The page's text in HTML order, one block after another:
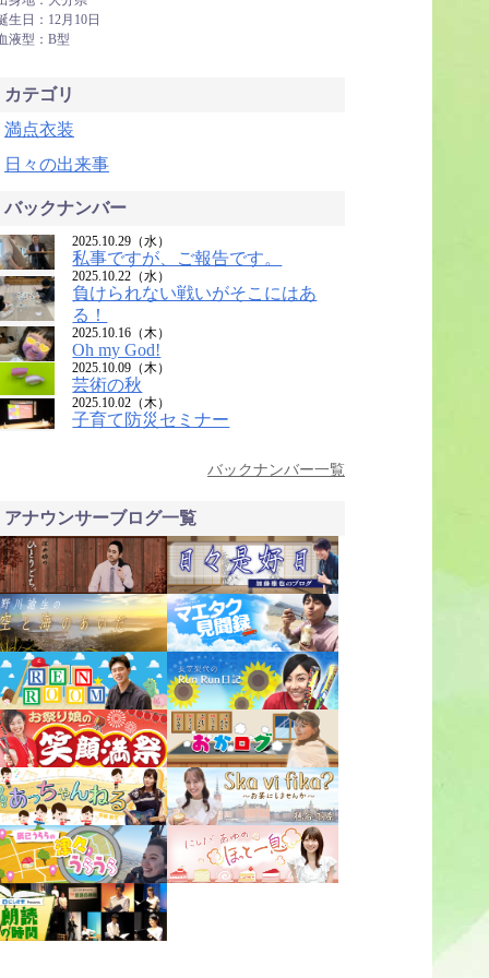
生日：12月10日
液型：B型
カテゴリ
満点衣装
日々の出来事
バックナンバー
2025.10.29（水）
私事ですが、ご報告です。
2025.10.22（水）
負けられない戦いがそこにはあ
る！
2025.10.16（木）
Oh my God!
2025.10.09（木）
芸術の秋
2025.10.02（木）
子育て防災セミナー
バックナンバー一覧
アナウンサーブログ一覧